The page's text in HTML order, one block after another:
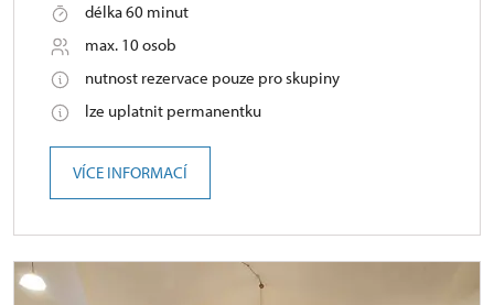
délka 60 minut
max. 10 osob
nutnost rezervace pouze pro skupiny
lze uplatnit permanentku
VÍCE INFORMACÍ